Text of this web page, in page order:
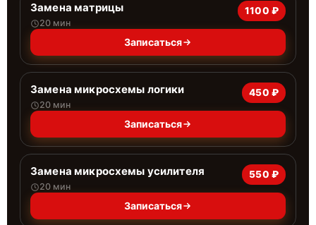
Замена матрицы
20 мин
1100 ₽
Записаться
Замена микросхемы логики
20 мин
450 ₽
Записаться
Замена микросхемы усилителя
20 мин
550 ₽
Записаться